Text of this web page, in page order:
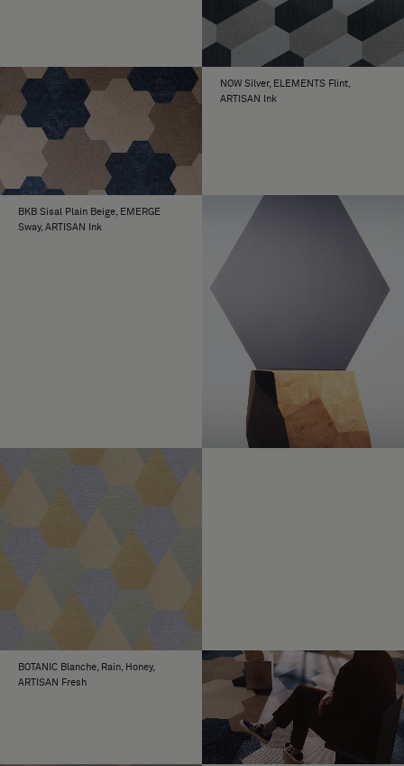
NOW Silver, ELEMENTS Flint,
ARTISAN Ink
BKB Sisal Plain Beige, EMERGE
Sway, ARTISAN Ink
BOTANIC Blanche, Rain, Honey,
ARTISAN Fresh